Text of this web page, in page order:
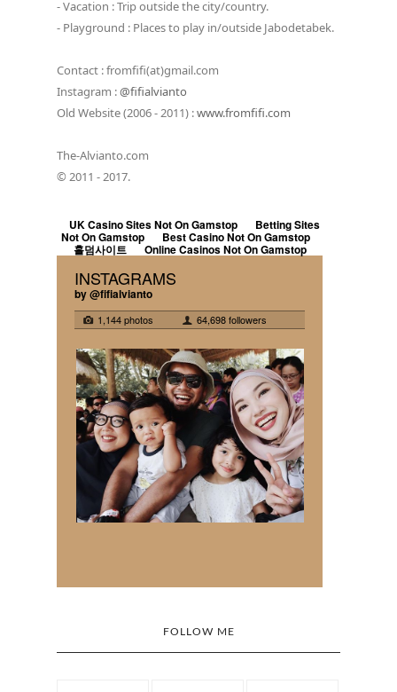
- Vacation : Trip outside the city/country.
- Playground : Places to play in/outside Jabodetabek.
Contact : fromfifi(at)gmail.com
Instagram :@fifialvianto
Old Website (2006 - 2011) :www.fromfifi.com
The-Alvianto.com
© 2011 - 2017.
FOLLOW ME